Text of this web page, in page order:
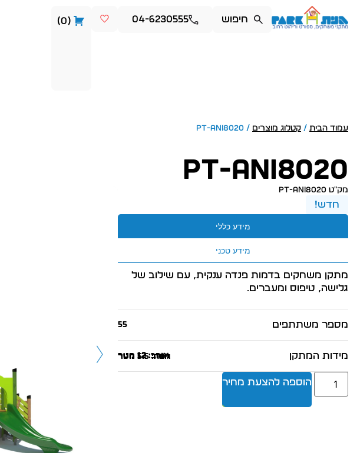
04-6230555
0
עמוד הבית / קטלוג מוצרים / PT-ani8020
PT-ani8020
מק״ט PT-ani8020
חדש!
מידע כללי
מידע טכני
מתקן משחקים בדמות פנדה ענקית, עם שילוב של
גלישה, טיפוס ומעברים.
מספר משתתפים 55
מידות המתקן אורך: 12 מטר
רוחב: 12 מטר
גובה: 5.5 מטר
הוספה להצעת מחיר